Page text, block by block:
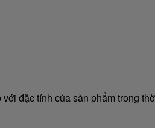
đặc tính của sản phẩm trong